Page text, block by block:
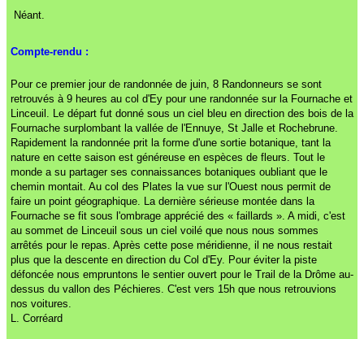
Néant.
Compte-rendu :
Pour ce premier jour de randonnée de juin, 8 Randonneurs se sont
retrouvés à 9 heures au col d'Ey pour une randonnée sur la Fournache et
Linceuil. Le départ fut donné sous un ciel bleu en direction des bois de la
Fournache surplombant la vallée de l'Ennuye, St Jalle et Rochebrune.
Rapidement la randonnée prit la forme d'une sortie botanique, tant la
nature en cette saison est généreuse en espèces de fleurs. Tout le
monde a su partager ses connaissances botaniques oubliant que le
chemin montait. Au col des Plates la vue sur l'Ouest nous permit de
faire un point géographique. La dernière sérieuse montée dans la
Fournache se fit sous l'ombrage apprécié des « faillards ». A midi, c'est
au sommet de Linceuil sous un ciel voilé que nous nous sommes
arrêtés pour le repas. Après cette pose méridienne, il ne nous restait
plus que la descente en direction du Col d'Ey. Pour éviter la piste
défoncée nous empruntons le sentier ouvert pour le Trail de la Drôme au-
dessus du vallon des Péchieres. C'est vers 15h que nous retrouvions
nos voitures.
L. Corréard